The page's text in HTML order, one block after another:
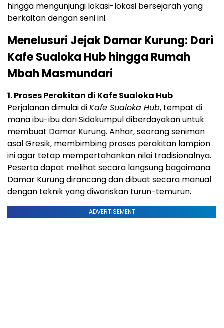
hingga mengunjungi lokasi-lokasi bersejarah yang
berkaitan dengan seni ini.
Menelusuri Jejak Damar Kurung: Dari
Kafe Sualoka Hub hingga Rumah
Mbah Masmundari
1. Proses Perakitan di Kafe Sualoka Hub
Perjalanan dimulai diKafe Sualoka Hub, tempat di
mana ibu-ibu dari Sidokumpul diberdayakan untuk
membuat Damar Kurung. Anhar, seorang seniman
asal Gresik, membimbing proses perakitan lampion
ini agar tetap mempertahankan nilai tradisionalnya.
Peserta dapat melihat secara langsung bagaimana
Damar Kurung dirancang dan dibuat secara manual
dengan teknik yang diwariskan turun-temurun.
ADVERTISEMENT